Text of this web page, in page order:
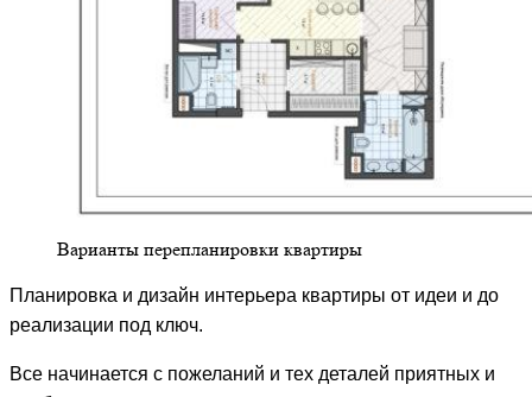
Варианты перепланировки квартиры
Планировка и дизайн интерьера квартиры от идеи и до
реализации под ключ.
Все начинается с пожеланий и тех деталей приятных и